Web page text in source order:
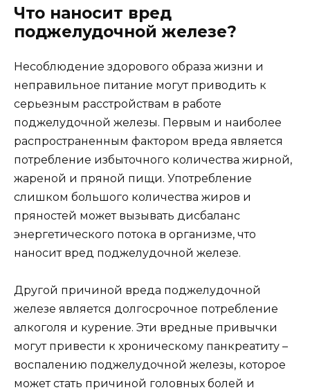
Что наносит вред
поджелудочной железе?
Несоблюдение здорового образа жизни и
неправильное питание могут приводить к
серьезным расстройствам в работе
поджелудочной железы. Первым и наиболее
распространенным фактором вреда является
потребление избыточного количества жирной,
жареной и пряной пищи. Употребление
слишком большого количества жиров и
пряностей может вызывать дисбаланс
энергетического потока в организме, что
наносит вред поджелудочной железе.
Другой причиной вреда поджелудочной
железе является долгосрочное потребление
алкоголя и курение. Эти вредные привычки
могут привести к хроническому панкреатиту –
воспалению поджелудочной железы, которое
может стать причиной головных болей и